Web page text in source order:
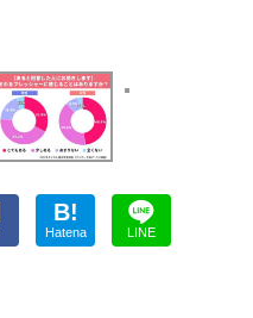
B!
Hatena LINE